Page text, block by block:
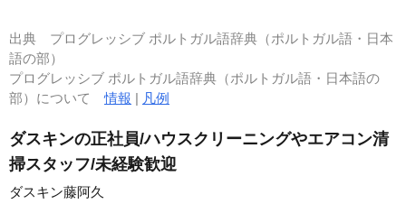
出典 プログレッシブ ポルトガル語辞典（ポルトガル語・日本
語の部）
プログレッシブ ポルトガル語辞典（ポルトガル語・日本語の
部）について情報 | 凡例
ダスキンの正社員/ハウスクリーニングやエアコン清
掃スタッフ/未経験歓迎
ダスキン藤阿久